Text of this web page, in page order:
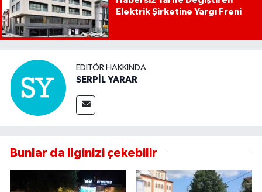
Elektrik Şirketine Yargı Freni
EDITÖR HAKKINDA
SERPİL YARAR
Bunlar da ilginizi çekebilir